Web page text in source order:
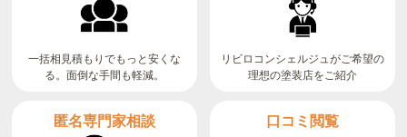
一括相見積もりでもっと安くな
る。面倒な手間も軽減。
リビロコンシェルジュがご希望の
理想の塗装店をご紹介
匿名専門家相談 口コミ閲覧